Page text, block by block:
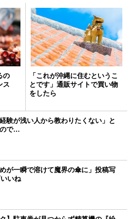
の
ス
「これが沖縄に住むというこ
とです」通販サイトで買い物
をしたら
験が浅い人から教わりたくない」と
で…
めが一瞬で溶けて魔界の傘に」投稿写
いね